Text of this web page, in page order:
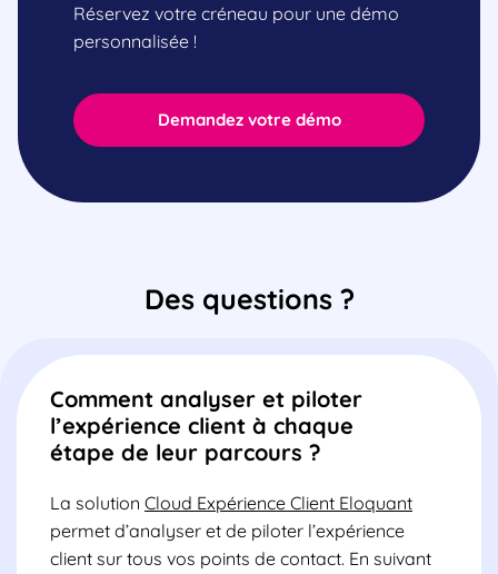
Demandez votre démo
Réservez votre créneau pour une démo
personnalisée !
Des questions ?
Comment analyser et piloter
l’expérience client à chaque
étape de leur parcours ?
La solution Cloud Expérience Client Eloquant
permet d’analyser et de piloter l’expérience
client sur tous vos points de contact. En suivant